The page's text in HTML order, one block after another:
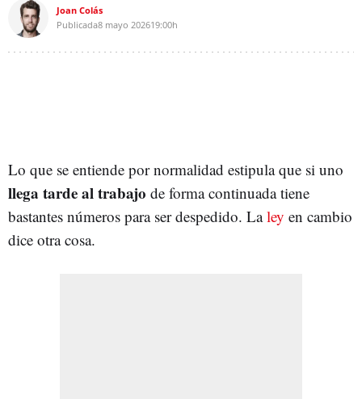
Joan Colás
Publicada8 mayo 202619:00h
Lo que se entiende por normalidad estipula que si uno
llega tarde al trabajo de forma continuada tiene
bastantes números para ser despedido. Laley en cambio
dice otra cosa.